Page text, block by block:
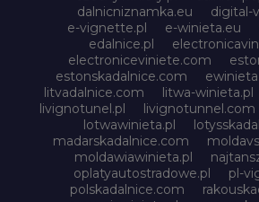
dalnicniznamka.eu
digital-
e-vignette.pl
e-winieta.eu
edalnice.pl
electroniceviniete.com
estonskadalnice.com
litvadalnice.com
litwa-winieta.pl
livignotunel.pl
livignotunnel.com
lotwawinieta.pl
madarskadalnice.com
moldawiawinieta.pl
oplatyautostradowe.pl
pl-
polskadalnice.com